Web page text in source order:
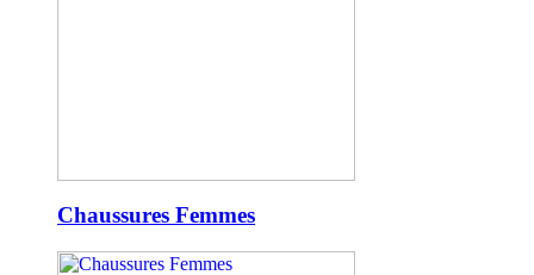
Chaussures Femmes